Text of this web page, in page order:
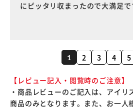
にピッタリ収まったので大満足で
1 2 3 4 5
【レビュー記入・閲覧時のご注意】
・商品レビューのご記入は、アイリ
商品のみとなります。また、お一人